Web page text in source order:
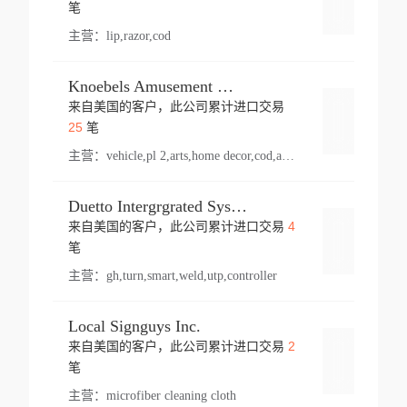
笔
主营： lip,razor,cod
Knoebels Amusement Resort
来自美国的客户，此公司累计进口交易
25笔
主营： vehicle,pl 2,arts,home decor,cod,amusement ride,sea
Duetto Intergrgrated Systems Inc.
来自美国的客户，此公司累计进口交易 4
笔
主营： gh,turn,smart,weld,utp,controller
Local Signguys Inc.
来自美国的客户，此公司累计进口交易 2
笔
主营： microfiber cleaning cloth